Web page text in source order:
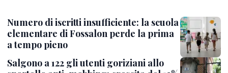
Numero di iscritti insufficiente: la scuola
elementare di Fossalon perde la prima
a tempo pieno
Salgono a 122 gli utenti goriziani allo